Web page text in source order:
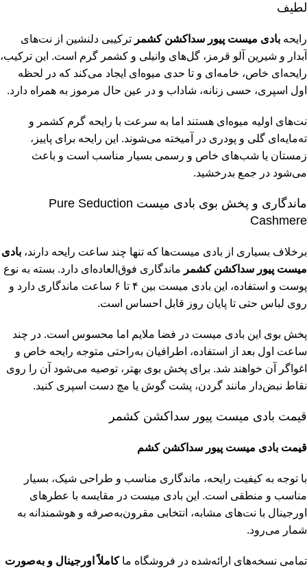
لطیف
رایحه بادی میست پیور سداکشن کشمر ترکیبی دلنشین از نت‌های
آبدار و شیرین آلو قرمز، گل‌های وانیلی و کشمر گرم است. این ترکیب،
رایحه‌ای خاص، خامه‌ای و تا حدی میوه‌ای ایجاد می‌کند که در لحظه
اول اسپری، حسی زنانه، شاداب و در عین حال مرموز به همراه دارد.
نت‌های اولیه میوه‌ای هستند اما به سرعت با رایحه گرم کشمر و
ته‌مایه‌ای گلی و پودری در آمیخته می‌شوند. این رایحه برای پاییز،
زمستان یا شب‌های خاص و رسمی بسیار مناسب است و باعث
می‌شود در جمع بدرخشید.
ماندگاری و پخش بوی بادی میست Pure Seduction
Cashmere
برخلاف بسیاری از بادی میست‌ها که تنها چند ساعت رایحه دارند، بادی
میست پیور سداکشن کشمر ماندگاری فوق‌العاده‌ای دارد. بسته به نوع
پوست و استفاده، این بادی میست بین ۴ تا ۶ ساعت ماندگاری دارد و
روی لباس حتی تا پایان روز قابل احساس است.
پخش بوی این بادی میست در فضا ملایم اما محسوس است. در چند
ساعت اول بعد از استفاده، اطرافیان به‌راحتی متوجه رایحه خاص و
اغواگر آن خواهند شد. برای پخش بوی بهتر، توصیه می‌شود آن را روی
نقاط نبض‌دار مانند گردن، پشت گوش یا مچ دست اسپری کنید.
قیمت بادی میست پیور سداکشن کشمر
قیمت بادی میست پیور سداکشن کشم
با توجه به کیفیت رایحه، ماندگاری مناسب و طراحی شیک، بسیار
مناسب و منطقی است. این بادی میست در مقایسه با عطرهای
اورجینال با نت‌های مشابه، انتخابی مقرون‌به‌صرفه و هوشمندانه به
شمار می‌رود.
تمامی نسخه‌های ارائه‌شده در فروشگاه ماکاملاً اورجینال و به‌صورت